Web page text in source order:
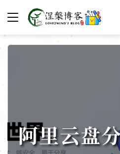
阿里云盘